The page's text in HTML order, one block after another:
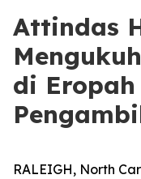
Attindas
di
RALEIGH, North